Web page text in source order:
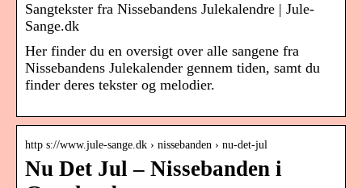
Sangtekster fra Nissebandens Julekalendre | Jule-
Sange.dk
Her finder du en oversigt over alle sangene fra
Nissebandens Julekalender gennem tiden, samt du
finder deres tekster og melodier.
http s://www.jule-sange.dk › nissebanden › nu-det-jul
Nu Det Jul – Nissebanden i